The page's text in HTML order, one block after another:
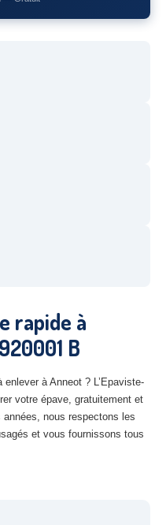
rapide à
B
à Anneot ? L’Epaviste-
votre épave, gratuitement et
nous respectons les
et vous fournissons tous